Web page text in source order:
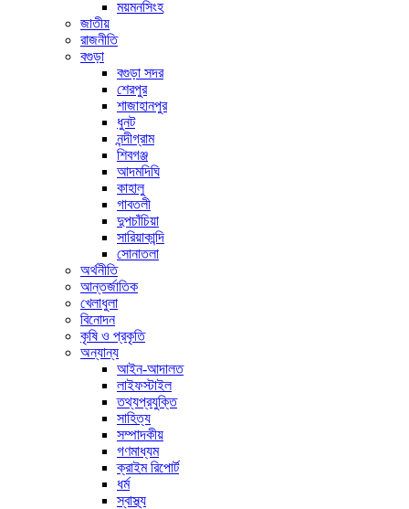
ময়মনসিংহ
জাতীয়
রাজনীতি
বগুড়া
বগুড়া সদর
শেরপুর
শাজাহানপুর
ধুনট
নন্দীগ্রাম
শিবগঞ্জ
আদমদিঘি
কাহালু
গাবতলী
দুপচাঁচিয়া
সারিয়াকান্দি
সোনাতলা
অর্থনীতি
আন্তর্জাতিক
খেলাধুলা
বিনোদন
কৃষি ও প্রকৃতি
অন্যান্য
আইন-আদালত
লাইফস্টাইল
তথ্যপ্রযুক্তি
সাহিত্য
সম্পাদকীয়
গণমাধ্যম
ক্রাইম রিপোর্ট
ধর্ম
স্বাস্থ্য